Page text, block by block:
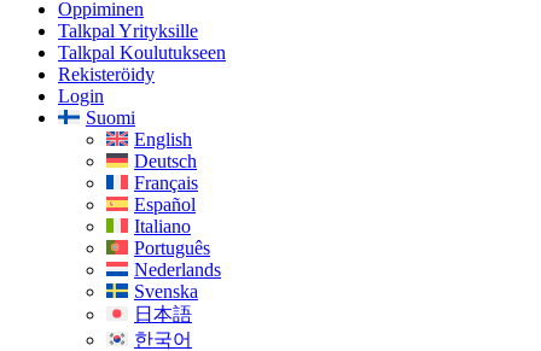
Oppiminen
Talkpal Yrityksille
Talkpal Koulutukseen
Rekisteröidy
Login
Suomi
English
Deutsch
Français
Español
Italiano
Português
Nederlands
Svenska
日本語
한국어